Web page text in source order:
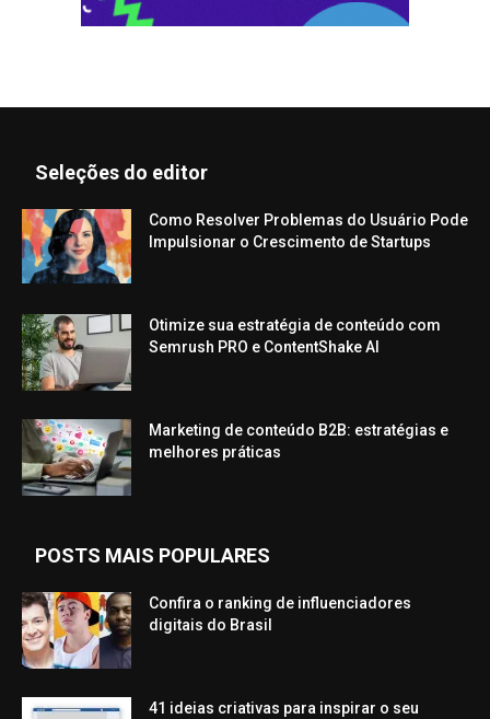
Seleções do editor
Como Resolver Problemas do Usuário Pode
Impulsionar o Crescimento de Startups
Otimize sua estratégia de conteúdo com
Semrush PRO e ContentShake AI
Marketing de conteúdo B2B: estratégias e
melhores práticas
POSTS MAIS POPULARES
Confira o ranking de influenciadores
digitais do Brasil
41 ideias criativas para inspirar o seu